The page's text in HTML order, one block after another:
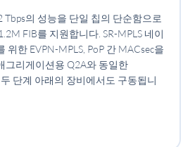
Tbps의 성능을 단일 칩의 단순함으로
FIB를 지원합니다. SR-MPLS 네이
위한 EVPN-MPLS, PoP 간 MACsec을
그리게이션용 Q2A와 동일한
단계 아래의 장비에서도 구동됩니